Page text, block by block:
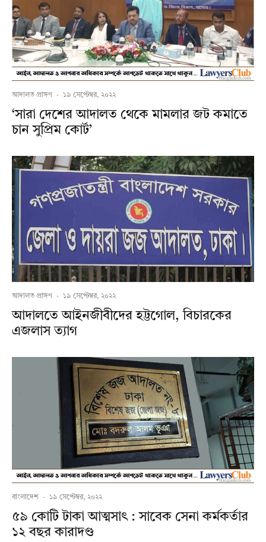
আদালত প্রাঙ্গণ · ১৯ সেপ্টেম্বর, ২০২২
‘সারা দেশের আদালত থেকে মামলার জট কমাতে
চান সুপ্রিম কোর্ট’
আদালত প্রাঙ্গণ · ১৯ সেপ্টেম্বর, ২০২২
আদালতে আইনজীবীদের হট্টগোল, বিচারকের
এজলাস ত্যাগ
বাংলাদেশ · ১৯ সেপ্টেম্বর, ২০২২
৫৯ কোটি টাকা আত্মসাৎ : সাবেক সেনা কর্মকর্তার
১২ বছর কারাদণ্ড